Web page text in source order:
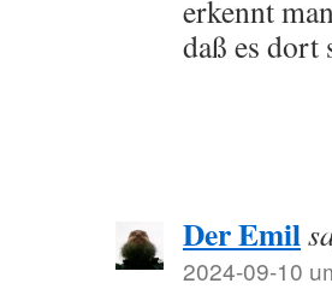
erkennt
daß es dort
Der Emil
2024-09-10